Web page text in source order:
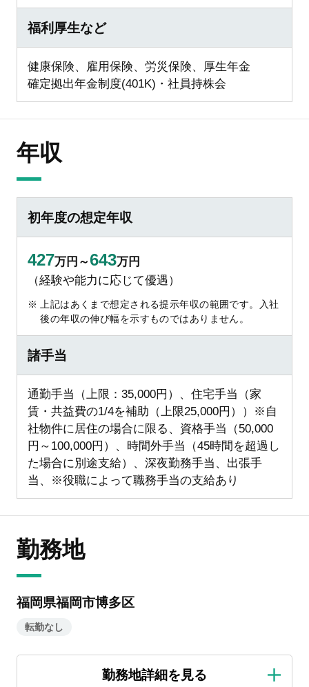
福利厚生など
健康保険、雇用保険、労災保険、厚生年金
確定拠出年金制度(401K)・社員持株会
年収
初年度の想定年収
427万円～643万円
（経験や能力に応じて優遇）
上記はあくまで想定される提示年収の範囲です。入社
後の年収の伸び幅を示すものではありません。
諸手当
通勤手当（上限：35,000円）、住宅手当（家
賃・共益費の1/4を補助（上限25,000円））※自
社物件に居住の場合に限る、資格手当（50,000
円～100,000円）、時間外手当（45時間を超過し
た場合に別途支給）、深夜勤務手当、出張手
当、※役職によって職務手当の支給あり
勤務地
福岡県福岡市博多区
転勤なし